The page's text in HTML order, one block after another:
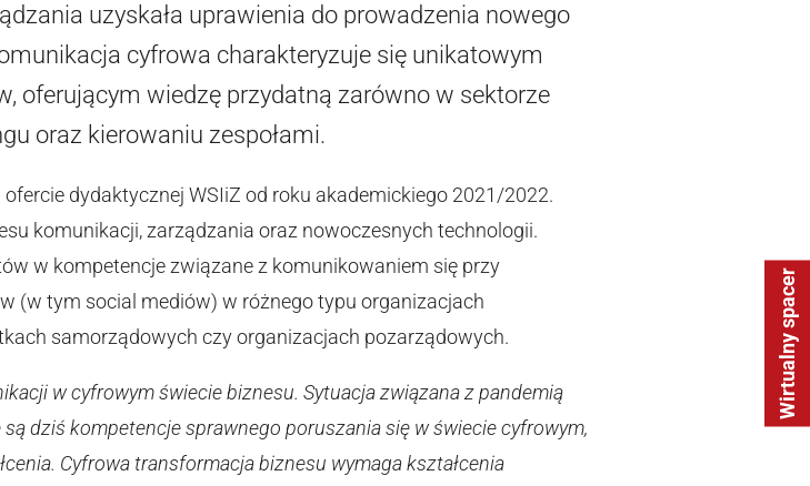
Wirtualny spacer
uzyskała uprawienia do prowadzenia nowego
cyfrowa charakteryzuje się unikatowym
oferującym wiedzę przydatną zarówno w sektorze
oraz kierowaniu zespołami.
dydaktycznej WSIiZ od roku akademickiego 2021/2022.
komunikacji, zarządzania oraz nowoczesnych technologii.
w kompetencje związane z komunikowaniem się przy
(w tym social mediów) w różnego typu organizacjach
samorządowych czy organizacjach pozarządowych.
w cyfrowym świecie biznesu. Sytuacja związana z pandemią
są dziś kompetencje sprawnego poruszania się w świecie cyfrowym,
Cyfrowa transformacja biznesu wymaga kształcenia